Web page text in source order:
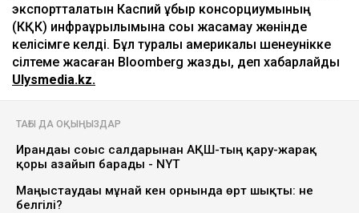
экспортталатын Каспий құбыр консорциумының
(КҚК) инфрақұрылымына соққы жасамау жөнінде
келісімге келді. Бұл туралы америкалық шенеунікке
сілтеме жасаған Bloomberg жазды, деп хабарлайды
Ulysmedia.kz.
ТАҒЫ ДА ОҚЫҢЫЗДАР
Ирандағы соғыс салдарынан АҚШ-тың қару-жарақ
қоры азайып барады - NYT
Маңғыстаудағы мұнай кен орнында өрт шықты: не
белгілі?